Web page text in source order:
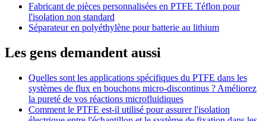
Fabricant de pièces personnalisées en PTFE Téflon pour
l'isolation non standard
Séparateur en polyéthylène pour batterie au lithium
Les gens demandent aussi
Quelles sont les applications spécifiques du PTFE dans les
systèmes de flux en bouchons micro-discontinus ? Améliorez
la pureté de vos réactions microfluidiques
Comment le PTFE est-il utilisé pour assurer l'isolation